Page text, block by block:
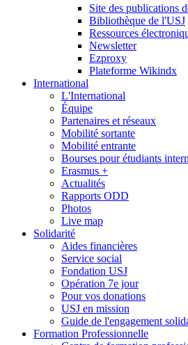
Site des publications
Bibliothèque de l'USJ
Ressources
Newsletter
Ezproxy
Plateforme Wikindx
International
L'International
Équipe
Partenaires et réseaux
Mobilité sortante
Mobilité entrante
Bourses pour étudiants
Erasmus +
Actualités
Rapports ODD
Photos
Live map
Solidarité
Aides financières
Service social
Fondation USJ
Opération 7e jour
Pour vos donations
USJ en mission
Guide de l'engagement
Formation Professionnelle